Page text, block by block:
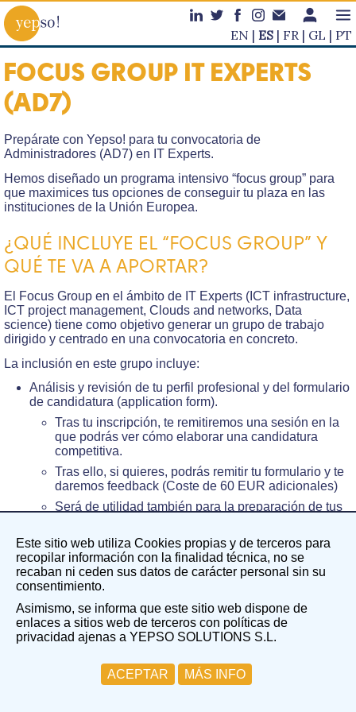
EN ES FR GL PT
FOCUS GROUP IT EXPERTS
(AD7)
Prepárate con Yepso! para tu convocatoria de
Administradores (AD7) en IT Experts.
Hemos diseñado un programa intensivo “focus group” para
que maximices tus opciones de conseguir tu plaza en las
instituciones de la Unión Europea.
¿QUÉ INCLUYE EL “FOCUS GROUP” Y
QUÉ TE VA A APORTAR?
El Focus Group en el ámbito de IT Experts (ICT infrastructure,
ICT project management, Clouds and networks, Data
science) tiene como objetivo generar un grupo de trabajo
dirigido y centrado en una convocatoria en concreto.
La inclusión en este grupo incluye:
Análisis y revisión de tu perfil profesional y del formulario
de candidatura (application form).
Tras tu inscripción, te remitiremos una sesión en la
que podrás ver cómo elaborar una candidatura
competitiva.
Tras ello, si quieres, podrás remitir tu formulario y te
daremos feedback (Coste de 60 EUR adicionales)
Será de utilidad también para la preparación de tus
adicionales)
Acceso a tres cursos express (de más de dos horas de
duración cada uno) sobre cada uno de los ejercicios de
razonamiento:
Razonamiento verbal.
Razonamiento numérico.
Razonamiento abstracto.
Un paquete de 400 ejercicios de razonamiento (200
verbales, 100 numéricos y 100 abstractos).
Este sitio web utiliza Cookies propias y de terceros para
recopilar información con la finalidad técnica, no se
recaban ni ceden sus datos de carácter personal sin su
consentimiento.
Asimismo, se informa que este sitio web dispone de
enlaces a sitios web de terceros con políticas de
privacidad ajenas a YEPSO SOLUTIONS S.L.
ACEPTAR MÁS INFO